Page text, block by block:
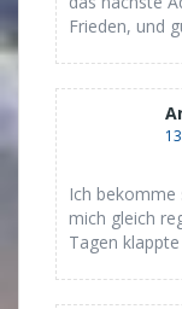
Frieden, und
Ich bekomme
mich gleich
Tagen